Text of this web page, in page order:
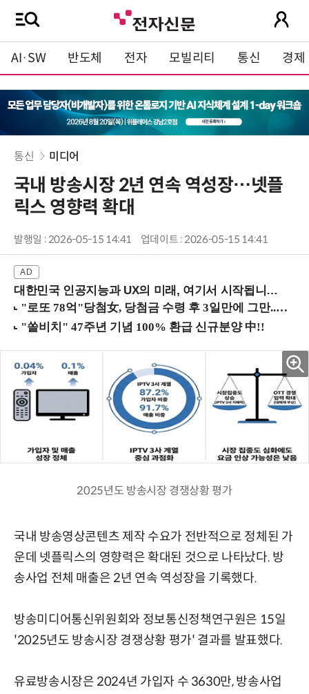
AI·SW 반도체 전자 모빌리티 통신 경제
통신 미디어
국내 방송시장 2년 연속 역성장…넷플
릭스 영향력 확대
발행일 : 2026-05-15 14:41 업데이트 : 2026-05-15 14:41
대한민국 인공지능과 UX의 미래, 여기서 시작됩니다! (9/2 강남역)
2025년도 방송시장 경쟁상황 평가
국내 방송영상콘텐츠 제작 수요가 전반적으로 정체된 가
운데 넷플릭스의 영향력은 확대된 것으로 나타났다. 방
송사업 전체 매출은 2년 연속 역성장을 기록했다.
방송미디어통신위원회와 정보통신정책연구원은 15일
'2025년도 방송시장 경쟁상황 평가' 결과를 발표했다.
유료방송시장은 2024년 가입자 수 3630만, 방송사업